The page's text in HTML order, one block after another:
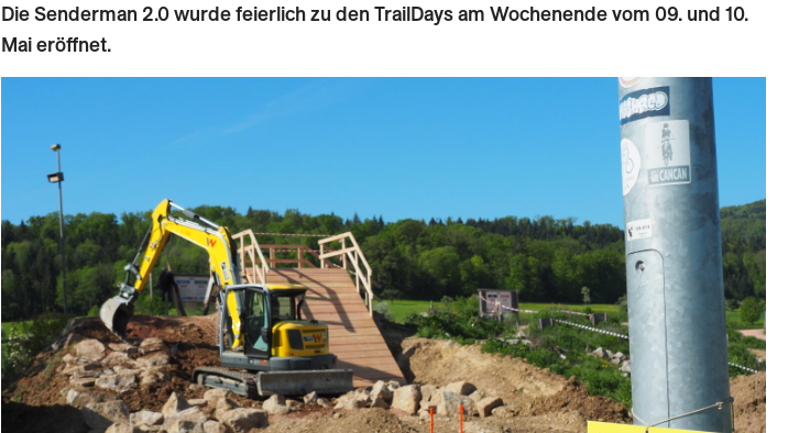
Die Senderman 2.0 wurde feierlich zu den TrailDays am Wochenende vom 09. und 10.
Mai eröffnet.